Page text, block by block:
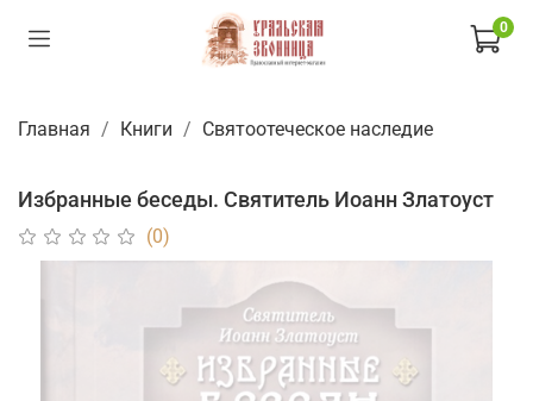
0
Главная Книги Святоотеческое наследие
Избранные беседы. Святитель Иоанн Златоуст
(0)